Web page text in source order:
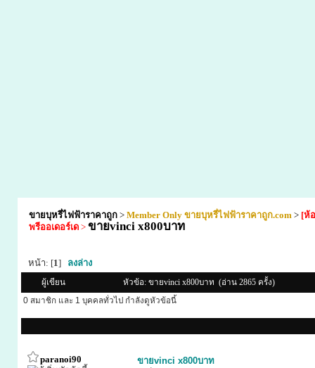
ขายบุหรี่ไฟฟ้าราคาถูก >Member Only ขายบุหรี่ไฟฟ้าราคาถูก.com > [ห้
พรีออเดอร์เด >ขายvinci​ x​800บาท
หน้า: [1] ลงล่าง
ผู้เขียน
หัวข้อ: ขายvinci​ x​800บาท (อ่าน 2865 ครั้ง)
0 สมาชิก และ 1 บุคคลทั่วไป กำลังดูหัวข้อนี้
paranoi90 ขายvinci​ x​800บาท